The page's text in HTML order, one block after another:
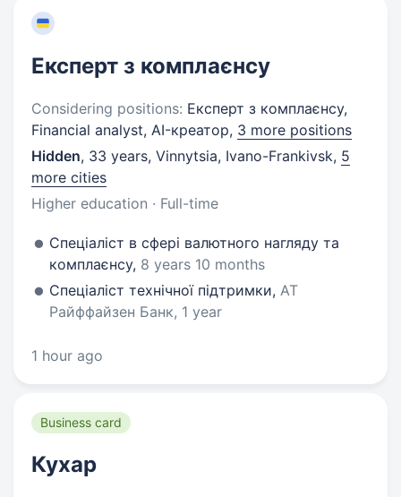
Експерт з комплаєнсу
Considering positions: Експерт з комплаєнсу,
Financial analyst, AI-креатор, 3 more positions
Hidden, 33 years, Vinnytsia, Ivano-Frankivsk, 5
more cities
Higher education · Full-time
Спеціаліст в сфері валютного нагляду та
комплаєнсу, 8 years 10 months
Спеціаліст технічної підтримки, АТ
Райффайзен Банк, 1 year
1 hour ago
Business card
Кухар